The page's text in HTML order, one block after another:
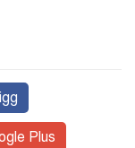
Plus